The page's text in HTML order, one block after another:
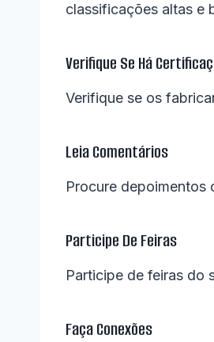
classificações altas e
Verifique Se Há
Verifique se os
Leia Comentários
Procure depoimentos
Participe De Feiras
Participe de feiras do
Faça Conexões